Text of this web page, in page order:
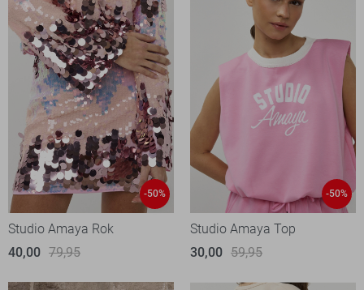
-50%
Studio Amaya Rok
40,00 79,95
-50%
Studio Amaya Top
30,00 59,95